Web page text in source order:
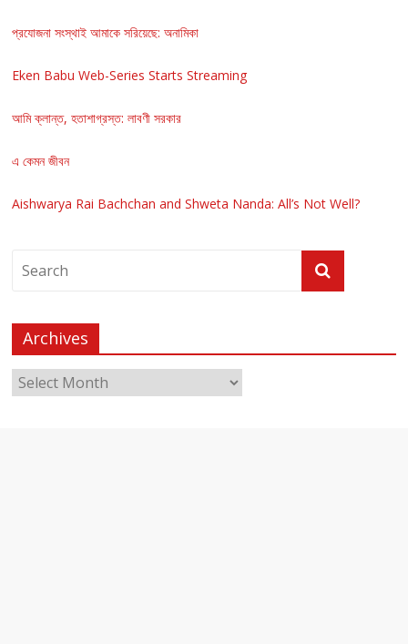
প্রযোজনা সংস্থাই আমাকে সরিয়েছে: অনামিকা
Eken Babu Web-Series Starts Streaming
আমি ক্লান্ত, হতাশাগ্রস্ত: লাবণী সরকার
এ কেমন জীবন
Aishwarya Rai Bachchan and Shweta Nanda: All’s Not Well?
Archives